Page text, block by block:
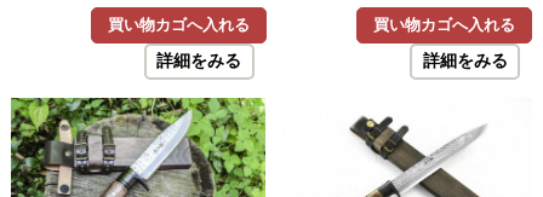
買い物カゴへ入れる
詳細をみる
買い物カゴへ入れる
詳細をみる